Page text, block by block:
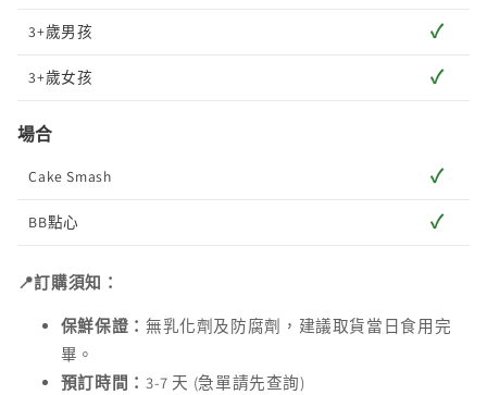
3+歲男孩 ✓
3+歲女孩 ✓
場合
Cake Smash ✓
BB點心 ✓
📍訂購須知：
保鮮保證： 無乳化劑及防腐劑，建議取貨當日食用完
畢。
預訂時間： 3-7 天 (急單請先查詢)